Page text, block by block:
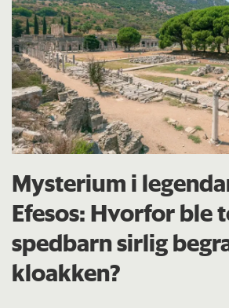
Mysterium i
Efesos: Hvorfor ble
spedbarn sirlig
kloakken?